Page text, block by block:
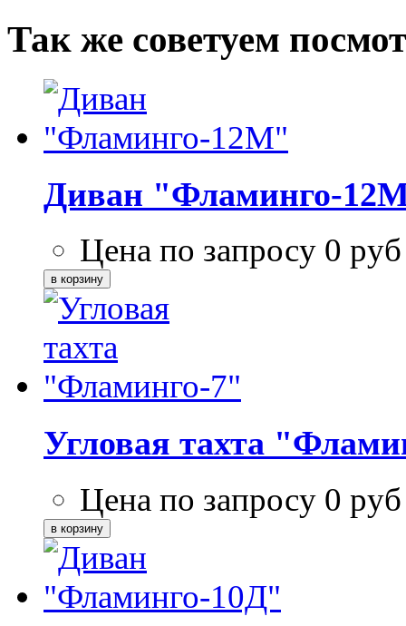
Так же советуем
Диван "Фламинго-
Цена по запросу 0 руб
Угловая тахта
Цена по запросу 0 руб